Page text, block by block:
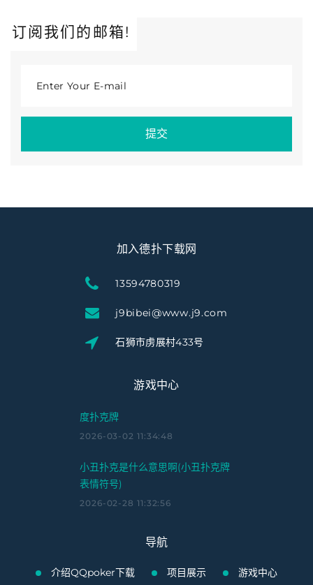
订阅我们的邮箱!
Enter Your E-mail
提交
加入德扑下载网
13594780319
j9bibei@www.j9.com
石狮市虏展村433号
游戏中心
度扑克牌
2026-03-02 11:34:48
小丑扑克是什么意思啊(小丑扑克牌
表情符号)
2026-02-28 11:32:56
导航
介绍QQpoker下载 项目展示 游戏中心